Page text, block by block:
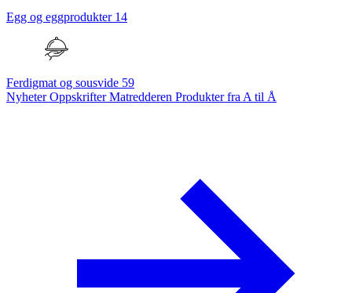
Egg og eggprodukter 14
Ferdigmat og sousvide 59
NyheterOppskrifterMatredderen Produkter fra A til Å